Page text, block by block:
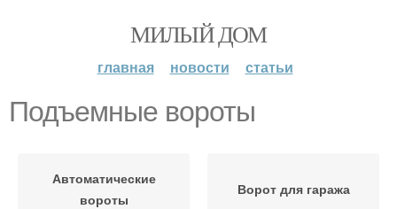
МИЛЫЙ ДОМ
главная новости статьи
Подъемные вороты
Автоматические
вороты
Ворот для гаража